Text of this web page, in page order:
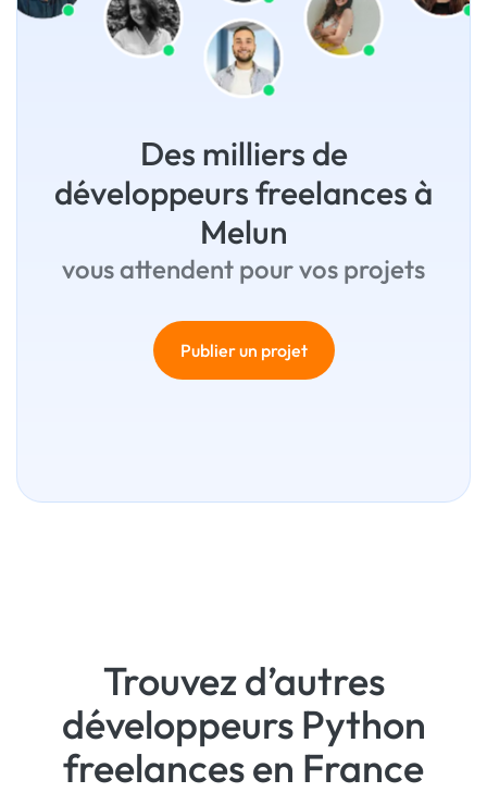
Des milliers de
développeurs freelances à
Melun
vous attendent pour vos projets
Publier un projet
Trouvez d’autres
développeurs Python
freelances en France